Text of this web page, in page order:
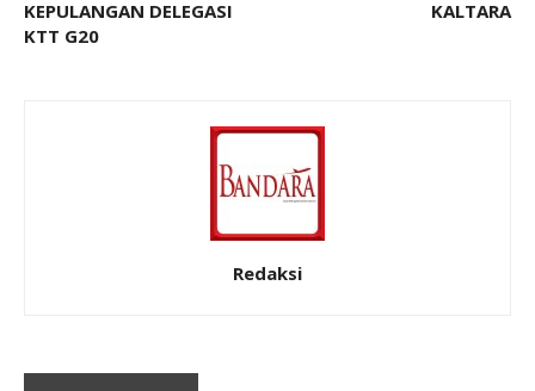
KEPULANGAN DELEGASI
KTT G20
KALTARA
Redaksi